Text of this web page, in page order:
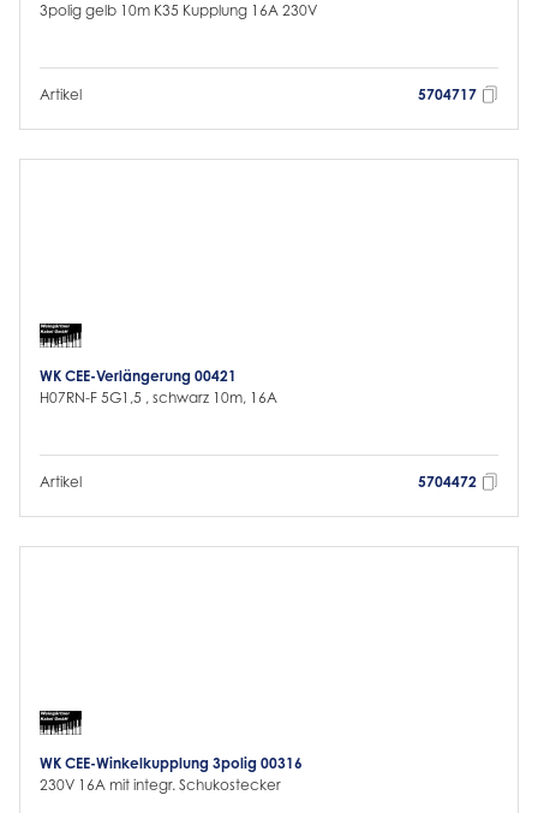
3polig gelb 10m K35 Kupplung 16A 230V
Artikel 5704717
WK CEE-Verlängerung 00421
H07RN-F 5G1,5 , schwarz 10m, 16A
Artikel 5704472
WK CEE-Winkelkupplung 3polig 00316
230V 16A mit integr. Schukostecker